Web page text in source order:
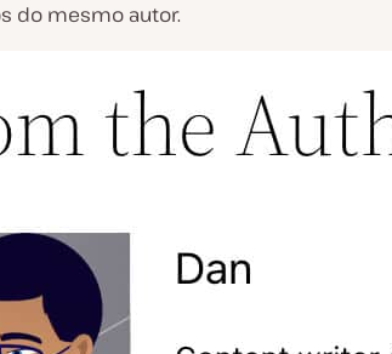
do mesmo autor.